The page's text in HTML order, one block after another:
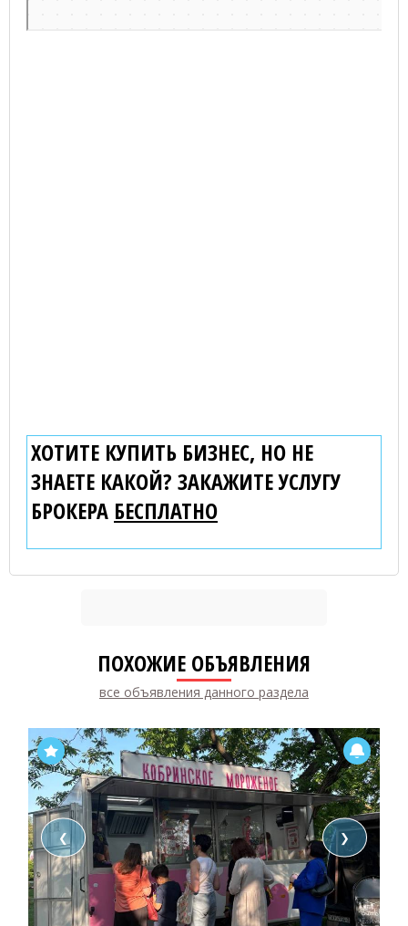
ХОТИТЕ КУПИТЬ БИЗНЕС, НО НЕ
ЗНАЕТЕ КАКОЙ? ЗАКАЖИТЕ УСЛУГУ
БРОКЕРА БЕСПЛАТНО
ПОХОЖИЕ ОБЪЯВЛЕНИЯ
все объявления данного раздела
❮ ❯